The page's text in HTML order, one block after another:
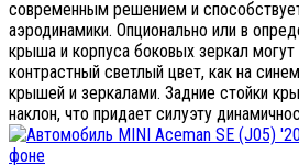
современным решением и
аэродинамики. Опционально или в
крыша и корпуса боковых зеркал
контрастный светлый цвет, как на
крышей и зеркалами. Задние стойки
наклон, что придает силуэту